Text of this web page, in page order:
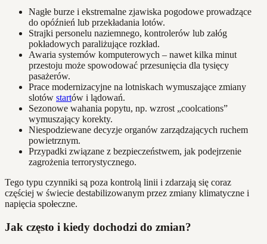
Nagłe burze i ekstremalne zjawiska pogodowe prowadzące
do opóźnień lub przekładania lotów.
Strajki personelu naziemnego, kontrolerów lub załóg
pokładowych paraliżujące rozkład.
Awaria systemów komputerowych – nawet kilka minut
przestoju może spowodować przesunięcia dla tysięcy
pasażerów.
Prace modernizacyjne na lotniskach wymuszające zmiany
slotów startów i lądowań.
Sezonowe wahania popytu, np. wzrost „coolcations”
wymuszający korekty.
Niespodziewane decyzje organów zarządzających ruchem
powietrznym.
Przypadki związane z bezpieczeństwem, jak podejrzenie
zagrożenia terrorystycznego.
Tego typu czynniki są poza kontrolą linii i zdarzają się coraz
częściej w świecie destabilizowanym przez zmiany klimatyczne i
napięcia społeczne.
Jak często i kiedy dochodzi do zmian?